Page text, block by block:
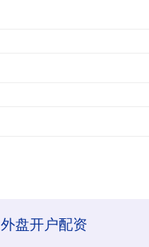
外盘开户配资